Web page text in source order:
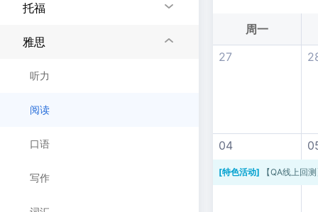
托福
雅思
听力
阅读
口语
写作
周一
27
04
[特色活动] 【QA线上回